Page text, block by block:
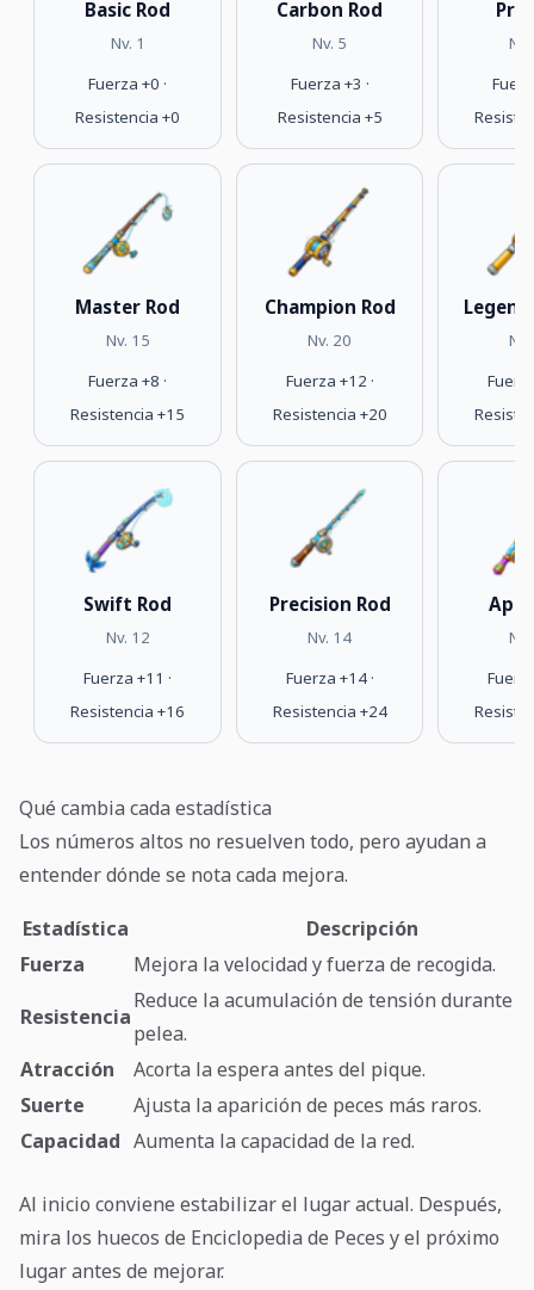
Basic Rod
Nv. 1
Fuerza +0 ·
Resistencia +0
Carbon Rod
Nv. 5
Fuerza +3 ·
Resistencia +5
Pro
Master Rod
Nv. 15
Fuerza +8 ·
Resistencia +15
Champion Rod
Nv. 20
Fuerza +12 ·
Resistencia +20
Swift Rod
Nv. 12
Fuerza +11 ·
Resistencia +16
Precision Rod
Nv. 14
Fuerza +14 ·
Resistencia +24
Qué cambia cada estadística
Los números altos no resuelven todo, pero ayudan a
entender dónde se nota cada mejora.
Estadística
Descripción
Fuerza
Mejora la velocidad y fuerza de recogida.
Resistencia
Reduce la acumulación de tensión durante la
pelea.
Atracción
Acorta la espera antes del pique.
Suerte
Ajusta la aparición de peces más raros.
Capacidad Aumenta la capacidad de la red.
Al inicio conviene estabilizar el lugar actual. Después,
mira los huecos de Enciclopedia de Peces y el próximo
lugar antes de mejorar.